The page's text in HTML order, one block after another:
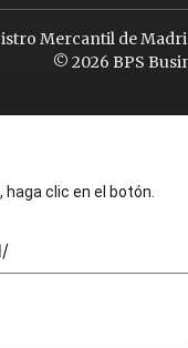
Mercantil de
© 2026 BPS
clic en el botón.